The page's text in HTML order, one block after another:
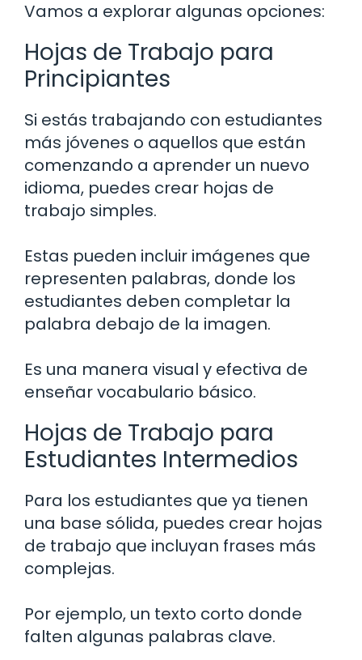
Vamos a explorar algunas opciones:
Hojas de Trabajo para
Principiantes
Si estás trabajando con estudiantes
más jóvenes o aquellos que están
comenzando a aprender un nuevo
idioma, puedes crear hojas de
trabajo simples.
Estas pueden incluir imágenes que
representen palabras, donde los
estudiantes deben completar la
palabra debajo de la imagen.
Es una manera visual y efectiva de
enseñar vocabulario básico.
Hojas de Trabajo para
Estudiantes Intermedios
Para los estudiantes que ya tienen
una base sólida, puedes crear hojas
de trabajo que incluyan frases más
complejas.
Por ejemplo, un texto corto donde
falten algunas palabras clave.